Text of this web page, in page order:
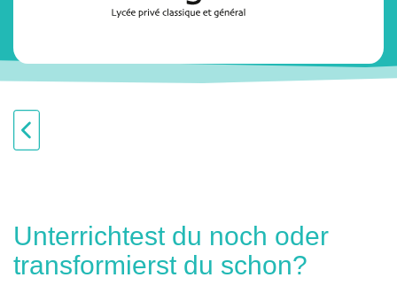
Unterrichtest du noch oder
transformierst du schon?